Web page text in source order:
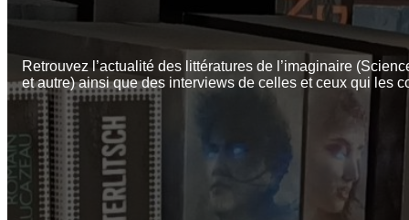
Retrouvez l’actualité des littératures de l’imaginaire
et autre) ainsi que des interviews de celles et ceux qui les